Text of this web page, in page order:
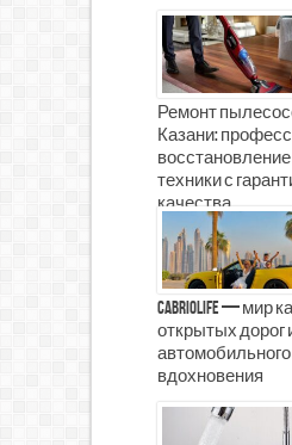
Ремонт
Казани:
техники с
качества
CabrioLife — мир
открытых дорог
автомобильного
вдохновения